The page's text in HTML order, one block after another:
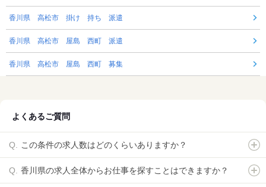
香川県 高松市 掛け 持ち 派遣
香川県 高松市 屋島 西町 派遣
香川県 高松市 屋島 西町 募集
よくあるご質問
この条件の求人数はどのくらいありますか？
香川県の求人全体からお仕事を探すことはできますか？